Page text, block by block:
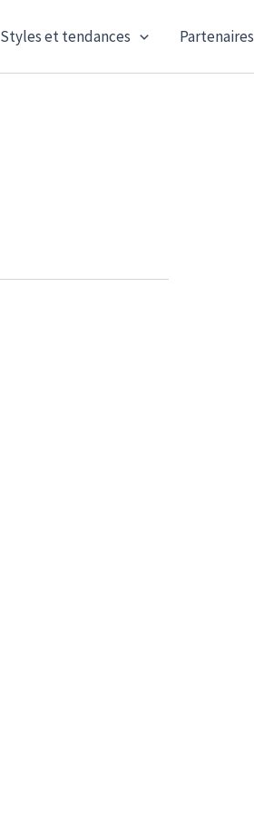
Styles et tendances Partenaires